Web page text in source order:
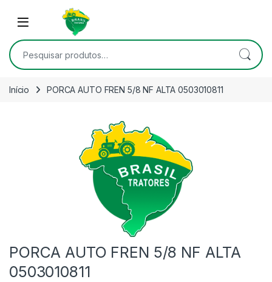
Skip to navigation
Open
Pesquisar por:
Início PORCA AUTO FREN 5/8 NF ALTA 0503010811
PORCA AUTO FREN 5/8 NF ALTA
0503010811